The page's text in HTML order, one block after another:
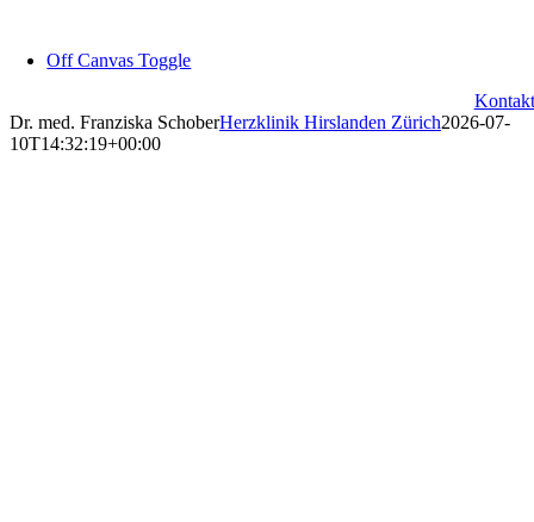
springenOff Canvas Toggle
Kontakt
Dr. med. Franziska SchoberHerzklinik Hirslanden Zürich2026-07-
10T14:32:19+00:00